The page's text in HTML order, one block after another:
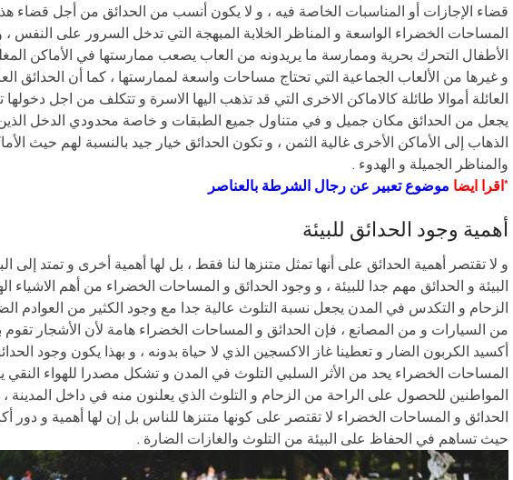
قضاء الإجازات أو المناسبات الخاصة فيه ، و لا يكون أنسب من الحدائق من أجل قضاء
المساحات الخضراء الواسعة و المناظر الخلابة المبهجة التي تدخل السرور على النفس ،
الأطفال التحرك بحرية وممارسة ما يريدونه من العاب يصعب ممارستها في الأماكن
و غيرها من الألعاب الجماعية التي تحتاج مساحات واسعة لممارستها ، كما أن الحدائق
العائلة أموالا طائلة كالاماكن الاخرى التي قد تذهب اليها الاسرة و تتكلف من اجل
يجعل من الحدائق مكان جميل و في متناول جميع الطبقات و خاصة محدودي الدخل
الذهاب إلى الأماكن الأخرى غالية الثمن ، و تكون الحدائق خيار جيد بالنسبة لهم حيث
والمناظر الجميلة و الهدوء .
*اقرا ايضا موضوع تعبير عن رجال الشرطة بالعناصر
أهمية وجود الحدائق للبيئة
و لا تقتصر أهمية الحدائق على أنها تمثل متنزها لنا فقط ، بل لها أهمية أخرى و تمتد إلى
البيئة و الحدائق مهم جدا للبيئة ، و وجود الحدائق و المساحات الخضراء من أهم الاشياء
الزحام و التكدس في المدن يجعل نسبة التلوث عالية جدا مع وجود الكثير من العوادم
من السيارات و من المصانع ، فإن الحدائق و المساحات الخضراء هامة لأن الأشجار تقوم
أكسيد الكربون الضار و تعطينا غاز الاكسجين الذي لا حياة بدونه ، و بهذا يكون وجود
المساحات الخضراء يحد من الأثر السلبي التلوث في المدن و تشكل مصدرا للهواء النقي
المواطنين للحصول على الراحة من الزحام و التلوث الذي يعلنون منه في داخل المدينة ،
الحدائق و المساحات الخضراء لا تقتصر على كونها متنزها للناس بل إن لها أهمية و دور
حيث تساهم في الحفاظ على البيئة من التلوث والغازات الضارة .